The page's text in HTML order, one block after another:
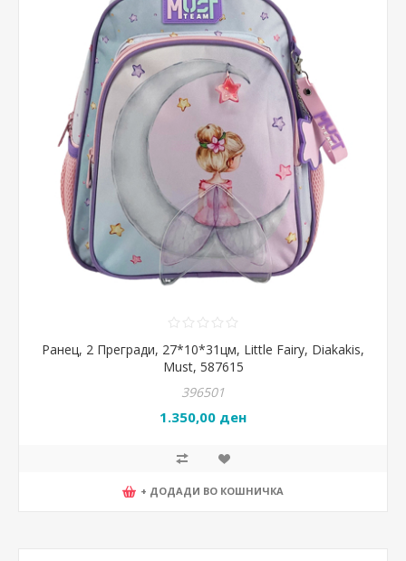
Ранец, 2 Прегради, 27*10*31цм, Little Fairy, Diakakis,
Must, 587615
396501
1.350,00 ден
+ ДОДАДИ ВО КОШНИЧКА